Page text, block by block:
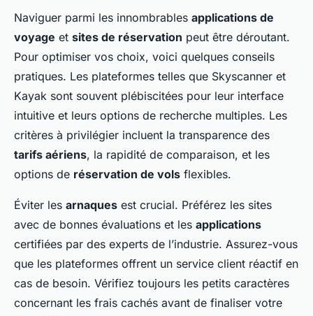
Naviguer parmi les innombrables applications de
voyage et sites de réservation peut être déroutant.
Pour optimiser vos choix, voici quelques conseils
pratiques. Les plateformes telles que Skyscanner et
Kayak sont souvent plébiscitées pour leur interface
intuitive et leurs options de recherche multiples. Les
critères à privilégier incluent la transparence des
tarifs aériens, la rapidité de comparaison, et les
options de réservation de vols flexibles.
Éviter les arnaques est crucial. Préférez les sites
avec de bonnes évaluations et les applications
certifiées par des experts de l’industrie. Assurez-vous
que les plateformes offrent un service client réactif en
cas de besoin. Vérifiez toujours les petits caractères
concernant les frais cachés avant de finaliser votre